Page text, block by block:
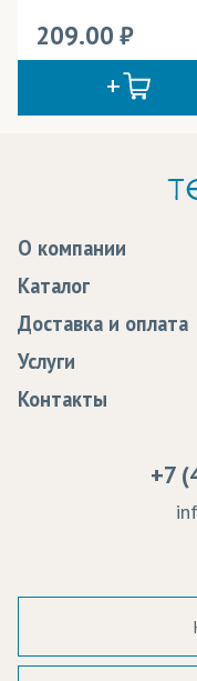
209.00
О компании
Статьи
Программа
Сертификаты
Судебные решения
Политика
Согласие на
Каталог
Доставка и оплата
Доставка
Оплата
Услуги
Образцы
Контакты
+7